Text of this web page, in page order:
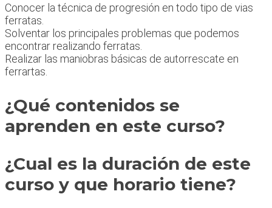
Conocer la técnica de progresión en todo tipo de vias
ferratas.
Solventar los principales problemas que podemos
encontrar realizando ferratas.
Realizar las maniobras básicas de autorrescate en
ferrartas.
¿Qué contenidos se
aprenden en este curso?
¿Cual es la duración de este
curso y que horario tiene?